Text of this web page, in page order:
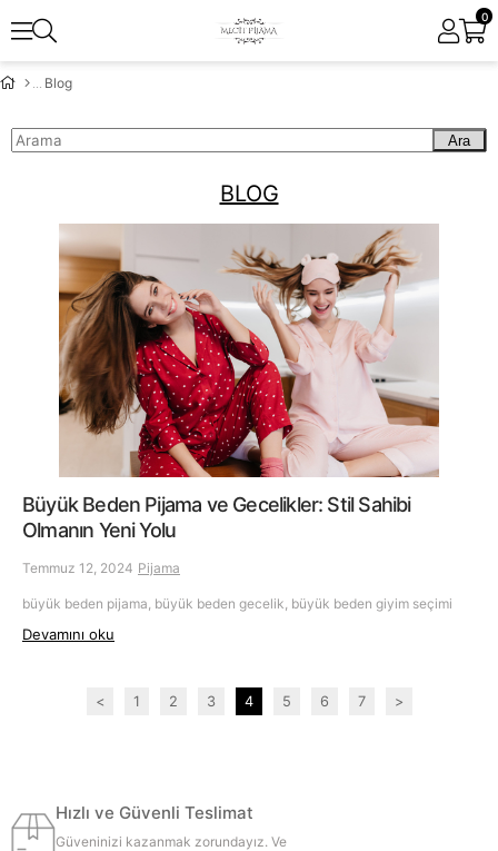
0
Blog
Ara
BLOG
Büyük Beden Pijama ve Gecelikler: Stil Sahibi
Olmanın Yeni Yolu
Temmuz 12, 2024 Pijama
büyük beden pijama, büyük beden gecelik, büyük beden giyim seçimi
Devamını oku
< 1 2 3 4 5 6 7 >
Hızlı ve Güvenli Teslimat
Güveninizi kazanmak zorundayız. Ve